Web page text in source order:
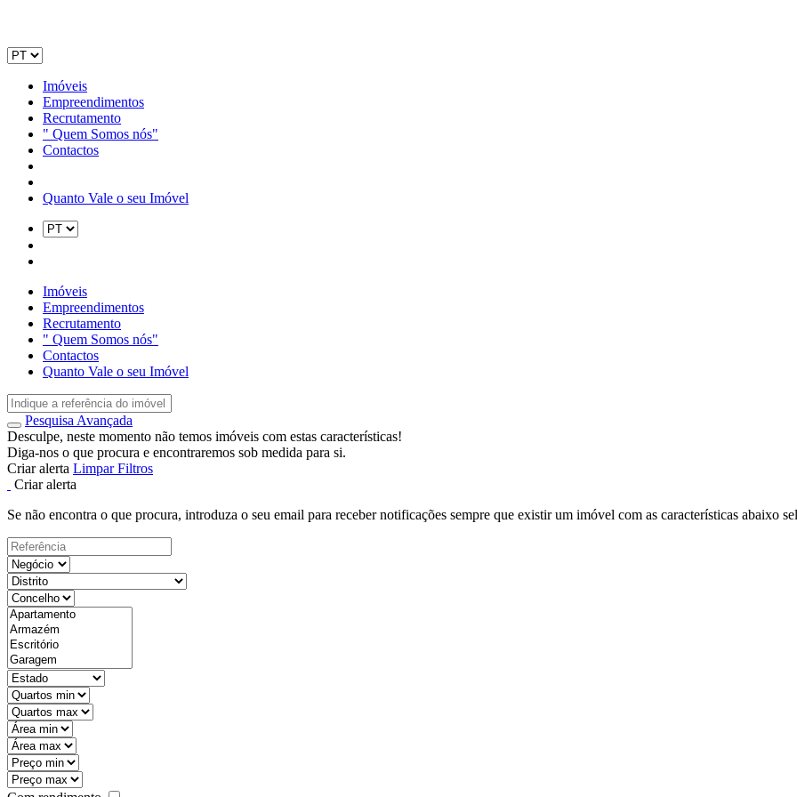
Imóveis
Empreendimentos
Recrutamento
" Quem Somos nós"
Contactos
Quanto Vale o seu Imóvel
Imóveis
Empreendimentos
Recrutamento
" Quem Somos nós"
Contactos
Quanto Vale o seu Imóvel
Pesquisa Avançada
Desculpe, neste momento não temos imóveis com estas características!
Diga-nos o que procura e encontraremos sob medida para si.
Criar alerta Limpar Filtros
Criar alerta
Se não encontra o que procura, introduza o seu email para receber notificações sempre que existir um imóvel com as características abaixo